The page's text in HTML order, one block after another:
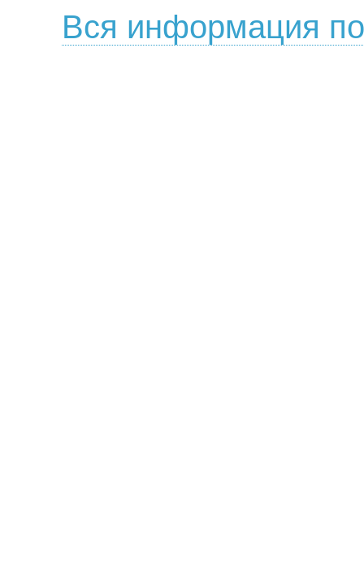
Вся информация